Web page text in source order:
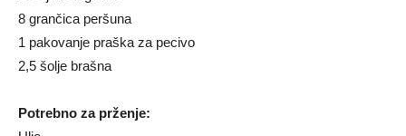
8 grančica peršuna
1 pakovanje praška za pecivo
2,5 šolje brašna
Potrebno za prženje: